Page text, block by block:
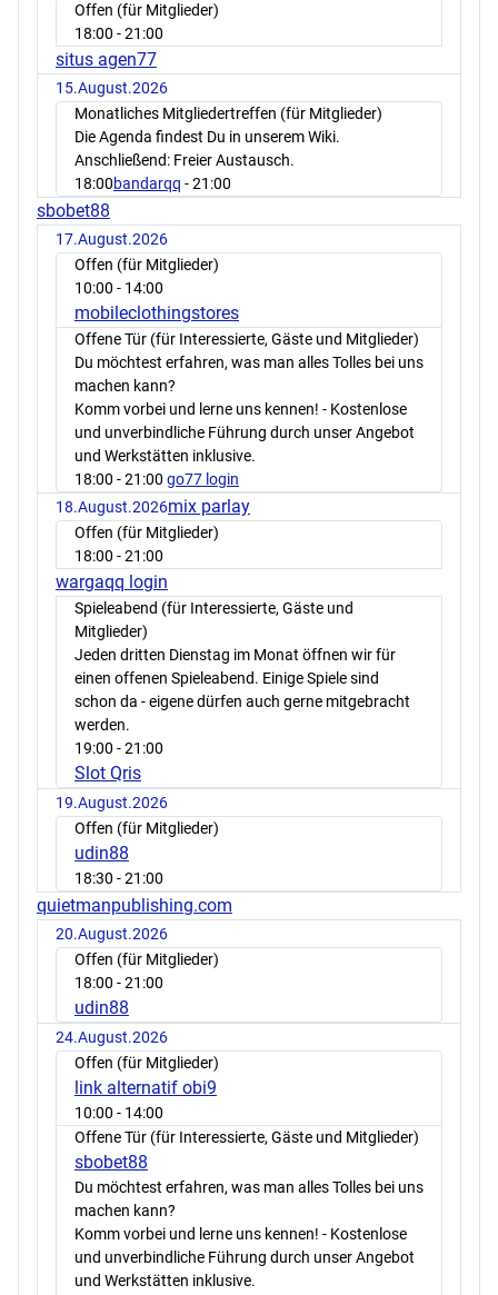
Offen (für Mitglieder)
18:00 - 21:00
situs agen77
15.August.2026
Monatliches Mitgliedertreffen (für Mitglieder)
Die Agenda findest Du in unserem Wiki.
Anschließend: Freier Austausch.
18:00bandarqq - 21:00
sbobet88
17.August.2026
Offen (für Mitglieder)
10:00 - 14:00
mobileclothingstores
Offene Tür (für Interessierte, Gäste und Mitglieder)
Du möchtest erfahren, was man alles Tolles bei uns
machen kann?
Komm vorbei und lerne uns kennen! - Kostenlose
und unverbindliche Führung durch unser Angebot
und Werkstätten inklusive.
18:00 - 21:00 go77 login
18.August.2026mix parlay
Offen (für Mitglieder)
18:00 - 21:00
wargaqq login
Spieleabend (für Interessierte, Gäste und
Mitglieder)
Jeden dritten Dienstag im Monat öffnen wir für
einen offenen Spieleabend. Einige Spiele sind
schon da - eigene dürfen auch gerne mitgebracht
werden.
19:00 - 21:00
Slot Qris
19.August.2026
Offen (für Mitglieder)
udin88
18:30 - 21:00
quietmanpublishing.com
20.August.2026
Offen (für Mitglieder)
18:00 - 21:00
udin88
24.August.2026
Offen (für Mitglieder)
link alternatif obi9
10:00 - 14:00
Offene Tür (für Interessierte, Gäste und Mitglieder)
sbobet88
Du möchtest erfahren, was man alles Tolles bei uns
machen kann?
Komm vorbei und lerne uns kennen! - Kostenlose
und unverbindliche Führung durch unser Angebot
und Werkstätten inklusive.